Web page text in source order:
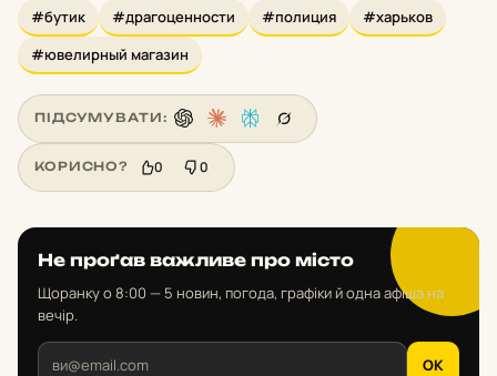
#бутик #драгоценности #полиция
#харьков
#ювелирный магазин
ПІДСУМУВАТИ:
КОРИСНО? 0 0
Не проґав важливе про місто
Щоранку о 8:00 — 5 новин, погода, графіки й одна афіша на
вечір.
OK